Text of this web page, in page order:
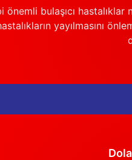
bulaşıcı
yayılmasını